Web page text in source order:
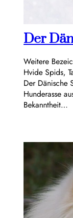
Der
Weitere
Hvide Spids,
Der Dänische
Hunderasse
Bekanntheit…